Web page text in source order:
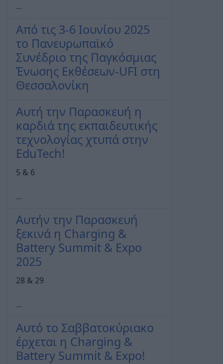
...
Από τις 3-6 Ιουνίου 2025
το Πανευρωπαϊκό
Συνέδριο της Παγκόσμιας
Ένωσης Εκθέσεων-UFI στη
Θεσσαλονίκη
Αυτή την Παρασκευή η
καρδιά της εκπαιδευτικής
τεχνολογίας χτυπά στην
EduTech!
5 & 6
...
Αυτήν την Παρασκευή
ξεκινά η Charging &
Battery Summit & Expo
2025
28 & 29
...
Αυτό το Σαββατοκύριακο
έρχεται η Charging &
Battery Summit & Expo!